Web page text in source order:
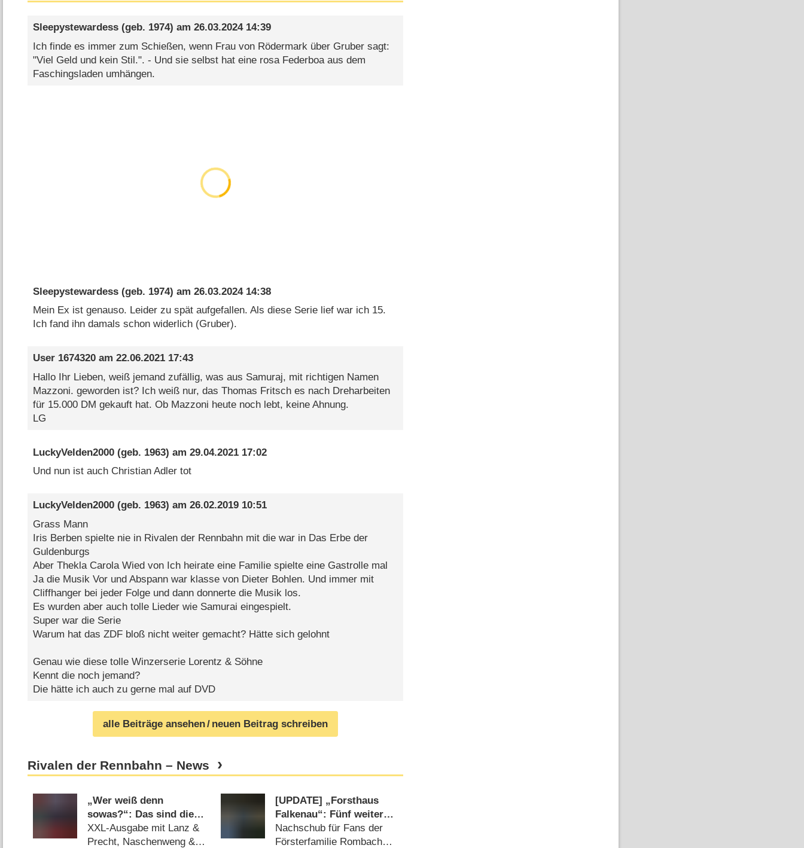
Sleepystewardess (geb. 1974) am 26.03.2024 14:39
Ich finde es immer zum Schießen, wenn Frau von Rödermark über Gruber sagt:
"Viel Geld und kein Stil.". - Und sie selbst hat eine rosa Federboa aus dem
Faschingsladen umhängen.
Sleepystewardess (geb. 1974) am 26.03.2024 14:38
Mein Ex ist genauso. Leider zu spät aufgefallen. Als diese Serie lief war ich 15.
Ich fand ihn damals schon widerlich (Gruber).
User 1674320am 22.06.2021 17:43
Hallo Ihr Lieben, weiß jemand zufällig, was aus Samuraj, mit richtigen Namen
Mazzoni. geworden ist? Ich weiß nur, das Thomas Fritsch es nach Dreharbeiten
für 15.000 DM gekauft hat. Ob Mazzoni heute noch lebt, keine Ahnung.
LG
LuckyVelden2000(geb. 1963) am 29.04.2021 17:02
Und nun ist auch Christian Adler tot
LuckyVelden2000(geb. 1963) am 26.02.2019 10:51
Grass Mann
Iris Berben spielte nie in Rivalen der Rennbahn mit die war in Das Erbe der
Guldenburgs
Aber Thekla Carola Wied von Ich heirate eine Familie spielte eine Gastrolle mal
Ja die Musik Vor und Abspann war klasse von Dieter Bohlen. Und immer mit
Cliffhanger bei jeder Folge und dann donnerte die Musik los.
Es wurden aber auch tolle Lieder wie Samurai eingespielt.
Super war die Serie
Warum hat das ZDF bloß nicht weiter gemacht? Hätte sich gelohnt
Genau wie diese tolle Winzerserie Lorentz & Söhne
Kennt die noch jemand?
Die hätte ich auch zu gerne mal auf DVD
alle Beiträge ansehen/ neuen Beitrag schreiben
Rivalen der Rennbahn – News
„Wer weiß denn
sowas?“: Das sind die
Gäste zwischen
Weihnachten und Neujahr
XXL-Ausgabe mit Lanz &
Precht, Naschenweng &
[UPDATE] „Forsthaus
Falkenau“: Fünf weitere
Staffeln gehen online
Nachschub für Fans der
Försterfamilie Rombach